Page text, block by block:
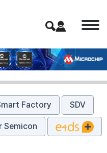
Factory SDV
Semicon